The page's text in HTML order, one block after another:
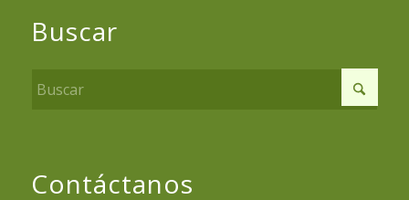
Buscar
Contáctanos